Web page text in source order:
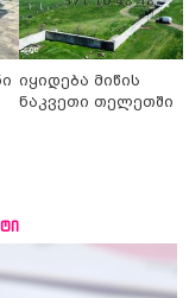
იყიდება მიწის
ნაკვეთი თელეთში